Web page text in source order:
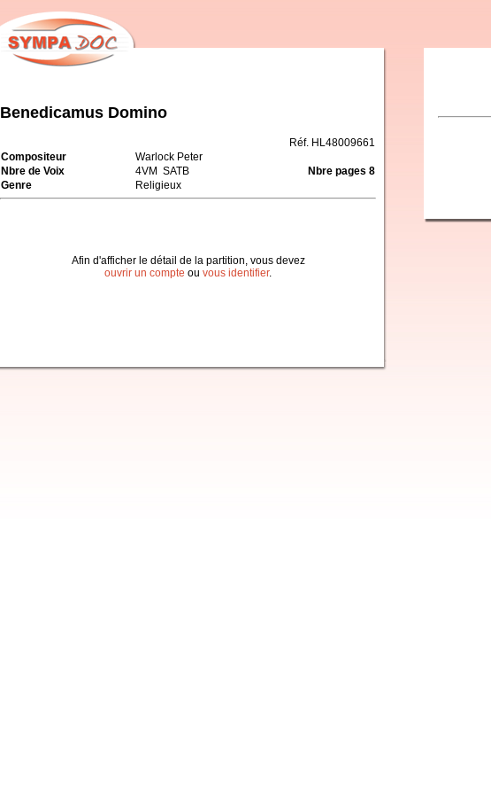
Benedicamus Domino
Réf. HL48009661
Compositeur
Warlock Peter
Nbre de Voix
4VM SATB
Nbre pages 8
Genre
Religieux
Afin d'afficher le détail de la partition, vous devez
ouvrir un compte ou vous identifier.